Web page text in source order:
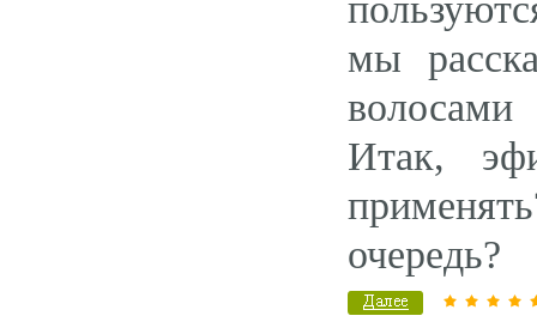
мы
Итак,
очередь?